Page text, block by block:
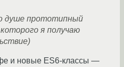
душе прототипный
я получаю
и новые ES6-классы —